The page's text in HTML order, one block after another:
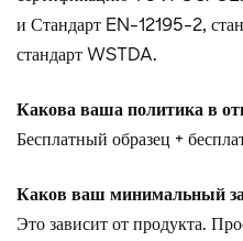
и Стандарт EN-12195-2,
стандарт WSTDA.
Какова ваша политика в
Бесплатный образец +
Каков ваш минимальный
Это зависит от продукта.